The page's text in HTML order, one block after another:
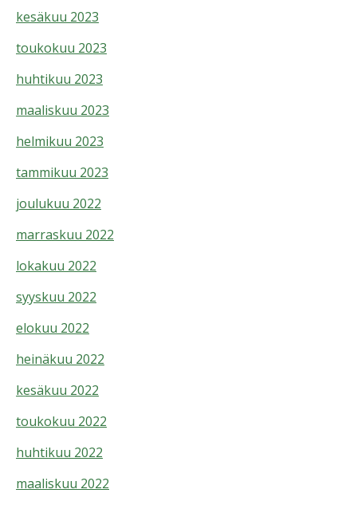
kesäkuu 2023
toukokuu 2023
huhtikuu 2023
maaliskuu 2023
helmikuu 2023
tammikuu 2023
joulukuu 2022
marraskuu 2022
lokakuu 2022
syyskuu 2022
elokuu 2022
heinäkuu 2022
kesäkuu 2022
toukokuu 2022
huhtikuu 2022
maaliskuu 2022